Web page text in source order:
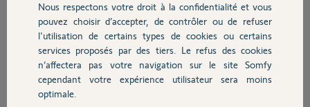
Chauffage
Autres produits
Bonjour François,
Ces badges communiquent en Bluetooth avec le Link, la portée radio est
celle donc offerte par le Bluetooth.
Nous respectons votre droit à la confidentialité et vous
pouvez choisir d’accepter, de contrôler ou de refuser
l'utilisation de certains types de cookies ou certains
services proposés par des tiers. Le refus des cookies
n’affectera pas votre navigation sur le site Somfy
cependant votre expérience utilisateur sera moins
optimale.